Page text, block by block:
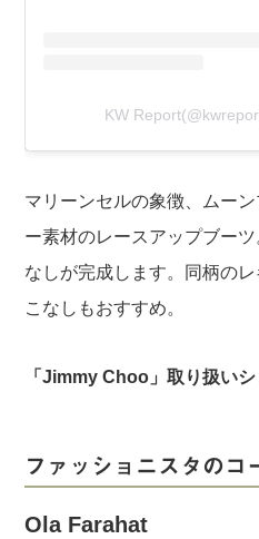
KW
マリーンセルの象徴、ムー
ー素材のレースアップブー
なしが完成します。同柄の
こなしもおすすめ。
「Jimmy Choo」取り扱い
ファッショニスタのコ
Ola Farahat